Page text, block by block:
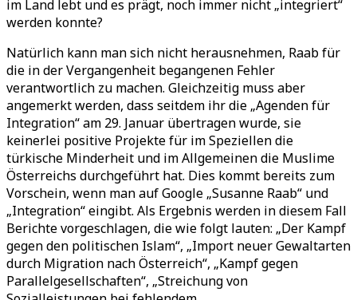
im Land lebt und es prägt, noch immer nicht „integriert“
werden konnte?
Natürlich kann man sich nicht herausnehmen, Raab für
die in der Vergangenheit begangenen Fehler
verantwortlich zu machen. Gleichzeitig muss aber
angemerkt werden, dass seitdem ihr die „Agenden für
Integration“ am 29. Januar übertragen wurde, sie
keinerlei positive Projekte für im Speziellen die
türkische Minderheit und im Allgemeinen die Muslime
Österreichs durchgeführt hat. Dies kommt bereits zum
Vorschein, wenn man auf Google „Susanne Raab“ und
„Integration“ eingibt. Als Ergebnis werden in diesem Fall
Berichte vorgeschlagen, die wie folgt lauten: „Der Kampf
gegen den politischen Islam“, „Import neuer Gewaltarten
durch Migration nach Österreich“, „Kampf gegen
Parallelgesellschaften“, „Streichung von